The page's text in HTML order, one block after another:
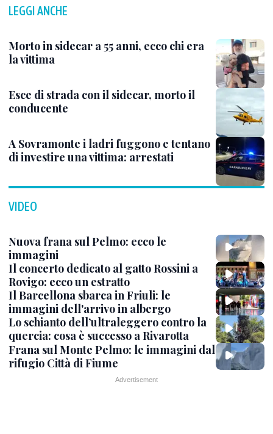
LEGGI ANCHE
Morto in sidecar a 55 anni, ecco chi era
la vittima
Esce di strada con il sidecar, morto il
conducente
A Sovramonte i ladri fuggono e tentano
di investire una vittima: arrestati
VIDEO
Nuova frana sul Pelmo: ecco le
immagini
Il concerto dedicato al gatto Rossini a
Rovigo: ecco un estratto
Il Barcellona sbarca in Friuli: le
immagini dell'arrivo in albergo
Lo schianto dell’ultraleggero contro la
quercia: cosa è successo a Rivarotta
Frana sul Monte Pelmo: le immagini dal
rifugio Città di Fiume